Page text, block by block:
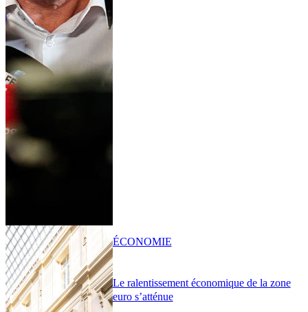
Le ralentissement économique de la zone
euro s’atténue
ÉCONOMIE